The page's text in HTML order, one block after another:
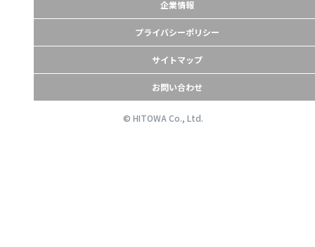
企業情報
プライバシーポリシー
サイトマップ
お問い合わせ
© HITOWA Co., Ltd.